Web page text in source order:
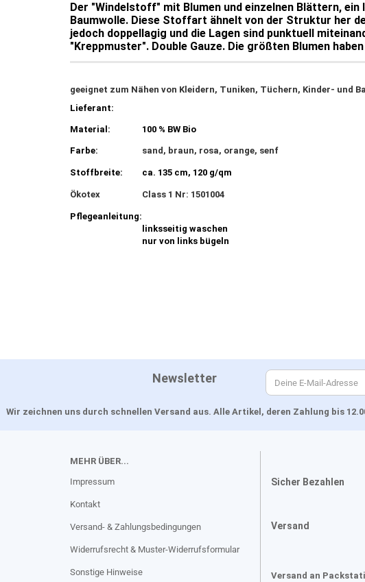
Der "Windelstoff" mit Blumen und einzelnen Blättern,
Baumwolle. Diese Stoffart ähnelt von der Struktur her
jedoch doppellagig und die Lagen sind punktuell
"Kreppmuster". Double Gauze. Die größten Blumen
geeignet zum Nähen von Kleidern, Tuniken, Tüchern, Kinder- und
Lieferant:
Material: 100 % BW Bio
Farbe: sand, braun, rosa, orange, senf
Stoffbreite: ca. 135 cm, 120 g/qm
Ökotex Class 1 Nr: 1501004
Pflegeanleitung:
linksseitig waschen
nur von links bügeln
Newsletter
Wir zeichnen uns durch schnellen Versand aus. Alle Artikel, deren Zahlung bis
MEHR ÜBER...
Impressum
Kontakt
Versand- & Zahlungsbedingungen
Widerrufsrecht & Muster-Widerrufsformular
Sonstige Hinweise
Sicher Bezahlen
Versand
Versand an